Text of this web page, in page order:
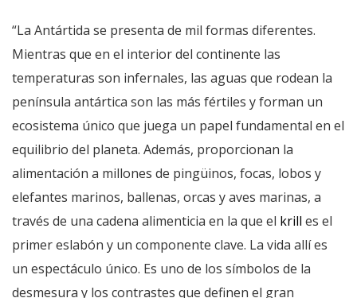
“La Antártida se presenta de mil formas diferentes.
Mientras que en el interior del continente las
temperaturas son infernales, las aguas que rodean la
península antártica son las más fértiles y forman un
ecosistema único que juega un papel fundamental en el
equilibrio del planeta. Además, proporcionan la
alimentación a millones de pingüinos, focas, lobos y
elefantes marinos, ballenas, orcas y aves marinas, a
través de una cadena alimenticia en la que el krill es el
primer eslabón y un componente clave. La vida allí es
un espectáculo único. Es uno de los símbolos de la
desmesura y los contrastes que definen el gran